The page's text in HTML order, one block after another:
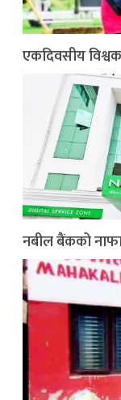
एकदिवसीय
नबील बैंकको